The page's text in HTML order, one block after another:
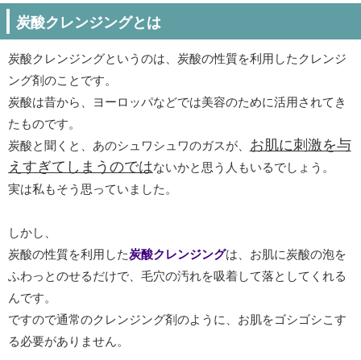
炭酸クレンジングとは
炭酸クレンジングというのは、炭酸の性質を利用したクレンジ
ング剤のことです。
炭酸は昔から、ヨーロッパなどでは美容のために活用されてき
たものです。
炭酸と聞くと、あのシュワシュワのガスが、 お肌に刺激を与
えすぎてしまうのではないかと思う人もいるでしょう。
実は私もそう思っていました。
しかし、
炭酸の性質を利用した炭酸クレンジングは、お肌に炭酸の泡を
ふわっとのせるだけで、毛穴の汚れを吸着して落としてくれる
んです。
ですので通常のクレンジング剤のように、お肌をゴシゴシこす
る必要がありません。